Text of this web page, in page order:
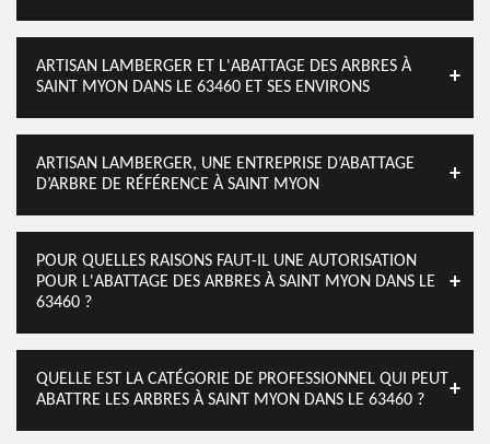
ARTISAN LAMBERGER ET L'ABATTAGE DES ARBRES À
SAINT MYON DANS LE 63460 ET SES ENVIRONS
ARTISAN LAMBERGER, UNE ENTREPRISE D’ABATTAGE
D’ARBRE DE RÉFÉRENCE À SAINT MYON
POUR QUELLES RAISONS FAUT-IL UNE AUTORISATION
POUR L'ABATTAGE DES ARBRES À SAINT MYON DANS LE
63460 ?
QUELLE EST LA CATÉGORIE DE PROFESSIONNEL QUI PEUT
ABATTRE LES ARBRES À SAINT MYON DANS LE 63460 ?